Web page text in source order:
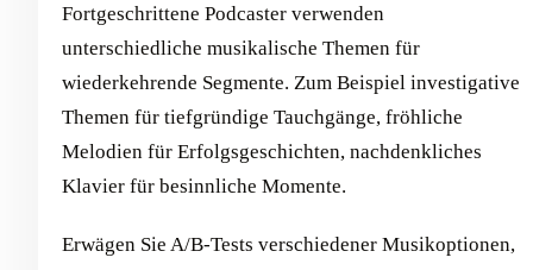
Fortgeschrittene Podcaster verwenden
unterschiedliche musikalische Themen für
wiederkehrende Segmente. Zum Beispiel investigative
Themen für tiefgründige Tauchgänge, fröhliche
Melodien für Erfolgsgeschichten, nachdenkliches
Klavier für besinnliche Momente.
Erwägen Sie A/B-Tests verschiedener Musikoptionen,